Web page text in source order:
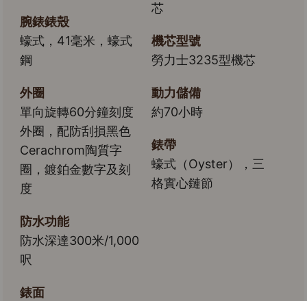
腕錶錶殼
蠔式，41毫米，蠔式
鋼
外圈
單向旋轉60分鐘刻度
外圈，配防刮損黑色
Cerachrom陶質字
圈，鍍鉑金數字及刻
度
防水功能
防水深達300米/1,000
呎
芯
機芯型號
勞力士3235型機芯
動力儲備
約70小時
錶帶
蠔式（Oyster），三
格實心鏈節
錶面